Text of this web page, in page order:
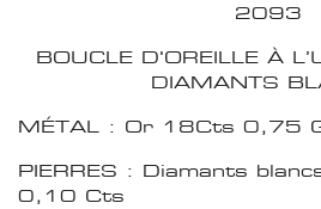
2093
BOUCLE D'OREILLE À
DIAMANTS
MÉTAL : Or 18Cts 0,75
PIERRES : Diamants
0,10 Cts